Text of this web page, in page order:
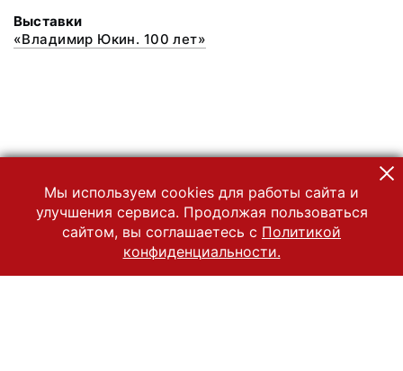
Выставки
«Владимир Юкин. 100 лет»
Мы используем cookies для работы сайта и
улучшения сервиса. Продолжая пользоваться
сайтом, вы соглашаетесь с Политикой
конфиденциальности.